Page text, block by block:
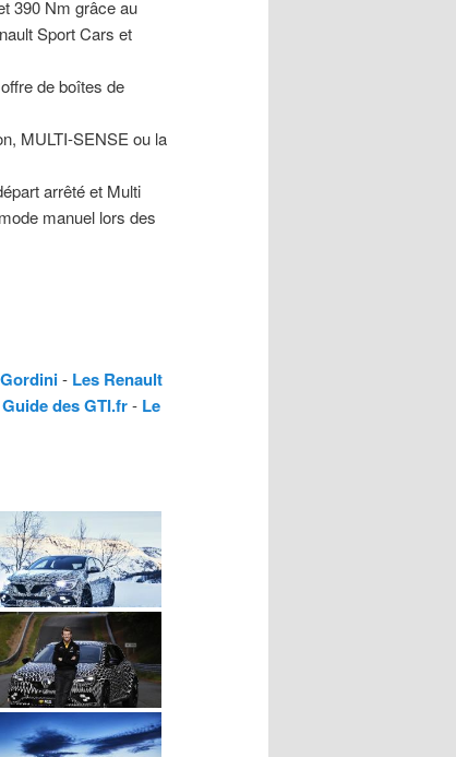
390 Nm grâce au
Sport Cars et
de boîtes de
MULTI-SENSE ou la
arrêté et Multi
manuel lors des
Gordini- Les Renault
des GTI.fr- Le